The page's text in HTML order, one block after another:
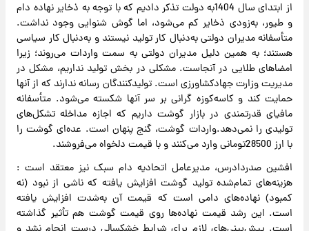
از ابتدای سال 1404به دولت تذکر دادیم که با توجه به ذخایر نهاده دام
و طیور، به‌زودی ذخایر کم می‌شود، اما گوش شنوایی وجود نداشت.
متأسفانه مدیران دولتی به‌دنبال کار تولید نیستند و به‌دنبال کار سیاسی
هستند؛ به همین دلیل مدیران دولتی به سمت واردات می‌روند؛ زیرا
امضاهای طلایی در آنجاست. مشکلی در بخش تولید نداریم، مشکل در
مدیریت وزارت جهادکشاورزی است. تولیدکنندگان رسانه ندارند که از آنها
حمایت کند و کاسه‌کوزه‌ گرانی بر سر آنها شکسته می‌شود. متأسفانه
مافیای قدرتمندی در بازار گوشت داریم که اجازه مداخله تشکل‌های
تولیدی را نمی‌دهد.واردات گوشت، گنج پنهان است. عده‌ای گوشت را
با ارز 28500تومانی وارد می‌کنند و با قیمت دلخواه می‌فروشند.
افشین صدردادرس، مدیرعامل اتحادیه دام سبک نیز معتقد است :
هزینه‌های تمام‌شده تولید گوشت افزایش یافته که ناشی از نبود (نه
کمبود) نهاده‌های دامی است که قیمت آن به‌شدت افزایش یافته
است. این رشد قیمت نهاده‌ها روی قیمت گوشت هم تأثیر گذاشته